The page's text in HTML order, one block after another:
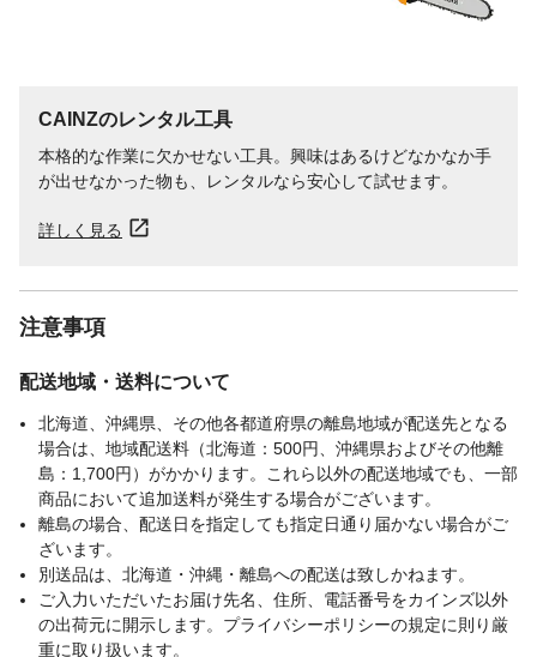
CAINZのレンタル工具
本格的な作業に欠かせない工具。興味はあるけどなかなか手
が出せなかった物も、レンタルなら安心して試せます。
詳しく見る
注意事項
配送地域・送料について
北海道、沖縄県、その他各都道府県の離島地域が配送先となる
場合は、地域配送料（北海道：500円、沖縄県およびその他離
島：1,700円）がかかります。これら以外の配送地域でも、一部
商品において追加送料が発生する場合がございます。
離島の場合、配送日を指定しても指定日通り届かない場合がご
ざいます。
別送品は、北海道・沖縄・離島への配送は致しかねます。
ご入力いただいたお届け先名、住所、電話番号をカインズ以外
の出荷元に開示します。プライバシーポリシーの規定に則り厳
重に取り扱います。